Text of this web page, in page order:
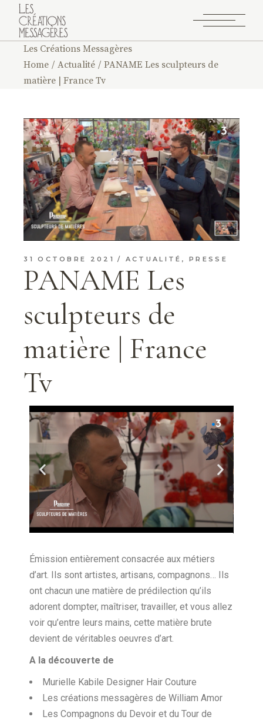
Les Créations Messagères
Home
Actualité
PANAME Les sculpteurs de
matière | France Tv
31 OCTOBRE 2021 ACTUALITÉ ,PRESSE
PANAME Les
sculpteurs de
matière | France
Tv
Émission entièrement consacrée aux métiers
d’art. Ils sont artistes, artisans, compagnons… Ils
ont chacun une matière de prédilection qu’ils
adorent dompter, maîtriser, travailler, et vous allez
voir qu’entre leurs mains, cette matière brute
devient de véritables oeuvres d’art.
A la découverte de
Murielle Kabile Designer Hair Couture
Les créations messagères de William Amor
Les Compagnons du Devoir et du Tour de